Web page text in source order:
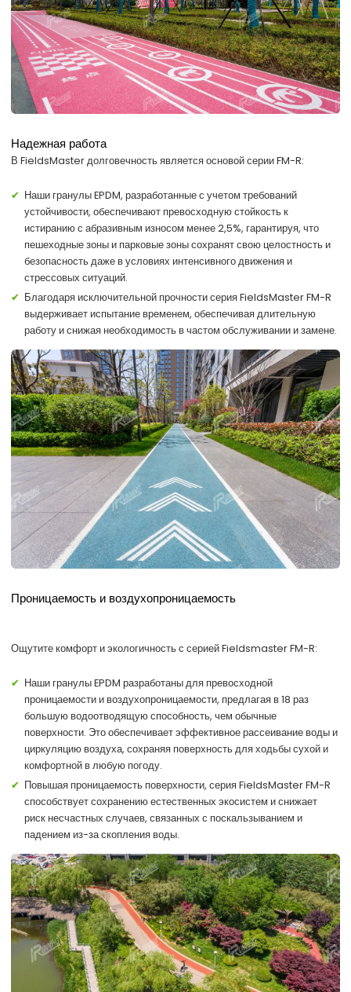
Надежная работа
В FieldsMaster долговечность является основой серии FM-R:
Наши гранулы EPDM, разработанные с учетом требований
устойчивости, обеспечивают превосходную стойкость к
истиранию с абразивным износом менее 2,5%, гарантируя, что
пешеходные зоны и парковые зоны сохранят свою целостность и
безопасность даже в условиях интенсивного движения и
стрессовых ситуаций.
Благодаря исключительной прочности серия FieldsMaster FM-R
выдерживает испытание временем, обеспечивая длительную
работу и снижая необходимость в частом обслуживании и замене.
Проницаемость и воздухопроницаемость
Ощутите комфорт и экологичность с серией Fieldsmaster FM-R:
Наши гранулы EPDM разработаны для превосходной
проницаемости и воздухопроницаемости, предлагая в 18 раз
большую водоотводящую способность, чем обычные
поверхности. Это обеспечивает эффективное рассеивание воды и
циркуляцию воздуха, сохраняя поверхность для ходьбы сухой и
комфортной в любую погоду.
Повышая проницаемость поверхности, серия FieldsMaster FM-R
способствует сохранению естественных экосистем и снижает
риск несчастных случаев, связанных с поскальзыванием и
падением из-за скопления воды.